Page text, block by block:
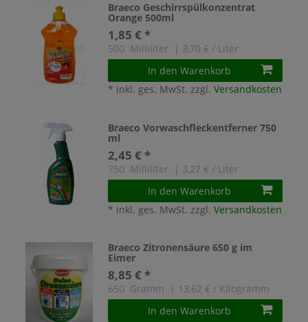
Braeco Geschirrspülkonzentrat
Orange 500ml
1,85 € *
500 Milliliter
| 3,70 € / Liter
In den Warenkorb
* inkl. ges. MwSt. zzgl.Versandkosten
Braeco Vorwaschfleckentferner 750
ml
2,45 € *
750 Milliliter
| 3,27 € / Liter
In den Warenkorb
* inkl. ges. MwSt. zzgl.Versandkosten
Braeco Zitronensäure 650 g im
Eimer
8,85 € *
650 Gramm
| 13,62 € / Kilogramm
In den Warenkorb